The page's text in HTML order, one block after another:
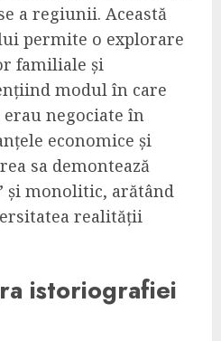
a regiunii. Această
permite o explorare
familiale și
modul în care
negociate în
economice și
sa demontează
monolitic, arătând
realității
istoriografiei